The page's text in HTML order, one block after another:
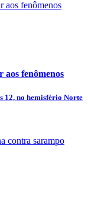
aos fenômenos
12, no hemisfério Norte